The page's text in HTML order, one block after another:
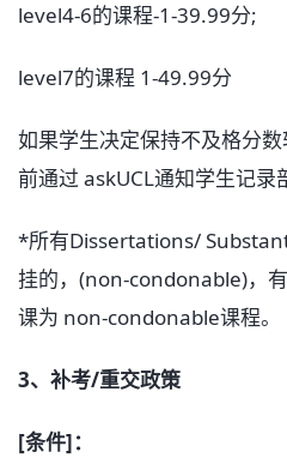
level4-6的课程-1-39.99分;
level7的课程 1-49.99分
如果学生决定保持不及格分
前通过 askUCL通知学生记录
*所有Dissertations/
挂的，(non-condonable)，
课为 non-condonable课程。
3、补考/重交政策
[条件]：